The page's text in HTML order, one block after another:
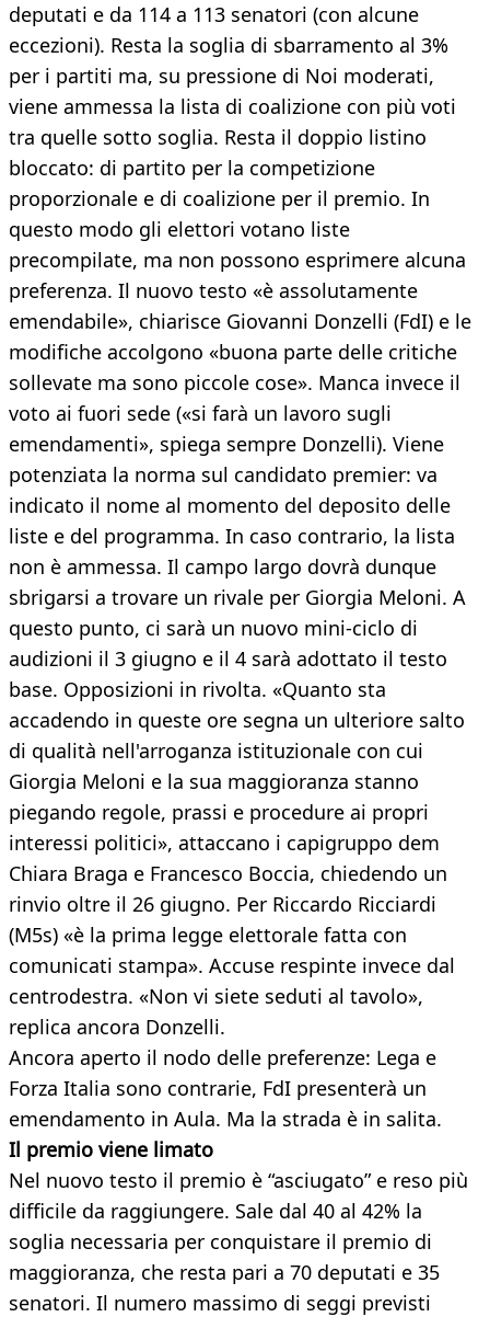
deputati e da 114 a 113 senatori (con alcune
eccezioni). Resta la soglia di sbarramento al 3%
per i partiti ma, su pressione di Noi moderati,
viene ammessa la lista di coalizione con più voti
tra quelle sotto soglia. Resta il doppio listino
bloccato: di partito per la competizione
proporzionale e di coalizione per il premio. In
questo modo gli elettori votano liste
precompilate, ma non possono esprimere alcuna
preferenza. Il nuovo testo «è assolutamente
emendabile», chiarisce Giovanni Donzelli (FdI) e le
modifiche accolgono «buona parte delle critiche
sollevate ma sono piccole cose». Manca invece il
voto ai fuori sede («si farà un lavoro sugli
emendamenti», spiega sempre Donzelli). Viene
potenziata la norma sul candidato premier: va
indicato il nome al momento del deposito delle
liste e del programma. In caso contrario, la lista
non è ammessa. Il campo largo dovrà dunque
sbrigarsi a trovare un rivale per Giorgia Meloni. A
questo punto, ci sarà un nuovo mini-ciclo di
audizioni il 3 giugno e il 4 sarà adottato il testo
base. Opposizioni in rivolta. «Quanto sta
accadendo in queste ore segna un ulteriore salto
di qualità nell'arroganza istituzionale con cui
Giorgia Meloni e la sua maggioranza stanno
piegando regole, prassi e procedure ai propri
interessi politici», attaccano i capigruppo dem
Chiara Braga e Francesco Boccia, chiedendo un
rinvio oltre il 26 giugno. Per Riccardo Ricciardi
(M5s) «è la prima legge elettorale fatta con
comunicati stampa». Accuse respinte invece dal
centrodestra. «Non vi siete seduti al tavolo»,
replica ancora Donzelli.
Ancora aperto il nodo delle preferenze: Lega e
Forza Italia sono contrarie, FdI presenterà un
emendamento in Aula. Ma la strada è in salita.
Il premio viene limato
Nel nuovo testo il premio è “asciugato” e reso più
difficile da raggiungere. Sale dal 40 al 42% la
soglia necessaria per conquistare il premio di
maggioranza, che resta pari a 70 deputati e 35
senatori. Il numero massimo di seggi previsti